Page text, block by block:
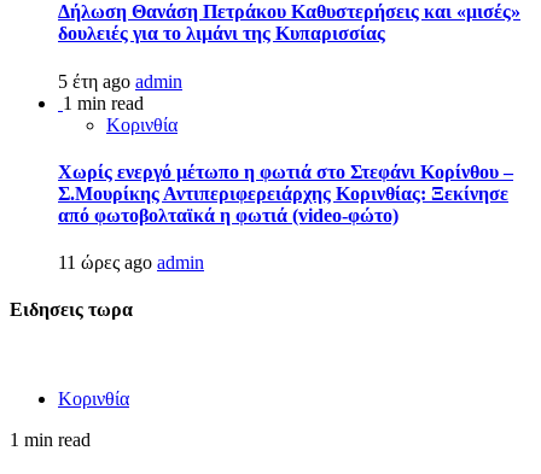
Δήλωση Θανάση Πετράκου Καθυστερήσεις και «μισές»
δουλειές για το λιμάνι της Κυπαρισσίας
5 έτη ago admin
1 min read
Κορινθία
Χωρίς ενεργό μέτωπο η φωτιά στο Στεφάνι Κορίνθου –
Σ.Μουρίκης Αντιπεριφερειάρχης Κορινθίας: Ξεκίνησε
από φωτοβολταϊκά η φωτιά (video-φώτο)
11 ώρες ago admin
Ειδησεις τωρα
Κορινθία
1 min read